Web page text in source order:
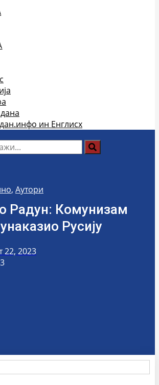
ин Енглисх
, Аутори
Радун: Комунизам
унаказио Русију
22, 2023